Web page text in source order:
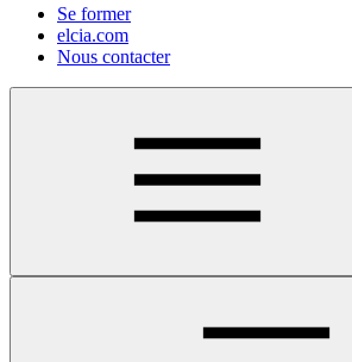
Se former
elcia.com
Nous contacter